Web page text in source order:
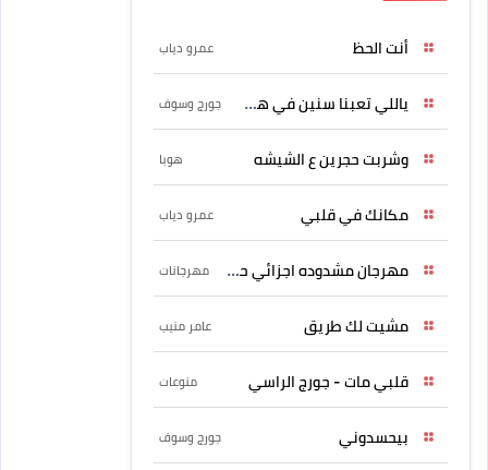
أنت الحظ عمرو دياب
ياللي تعبنا سنين في هواه جورج وسوف
وشربت حجرين ع الشيشه هوبا
مكانك في قلبي عمرو دياب
مهرجان مشدوده اجزائي حربونى مهرجانات
مشيت لك طريق عامر منيب
قلبي مات - جورج الراسي منوعات
بيحسدوني جورج وسوف